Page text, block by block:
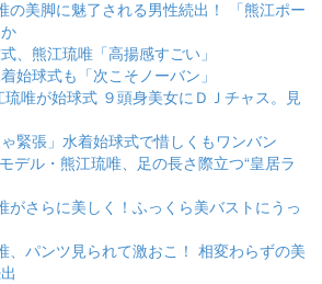
の美脚に魅了される男性続出！ 「熊江ポー
、熊江琉唯「高揚感すごい」
始球式も「次こそノーバン」
唯が始球式 ９頭身美女にＤＪチャス。見
緊張」水着始球式で惜しくもワンバン
デル・熊江琉唯、足の長さ際立つ“皇居ラ
がさらに美しく！ふっくら美バストにうっ
、パンツ見られて激おこ！ 相変わらずの美